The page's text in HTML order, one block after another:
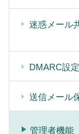
迷惑メール
DMARC設定
送信メール
管理者機能